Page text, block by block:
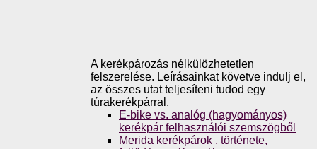
A kerékpározás nélkülözhetetlen
felszerelése. Leírásainkat követve indulj el,
az összes utat teljesíteni tudod egy
túrakerékpárral.
E-bike vs. analóg (hagyományos)
kerékpár felhasználói szemszögből
Merida kerékpárok , története,